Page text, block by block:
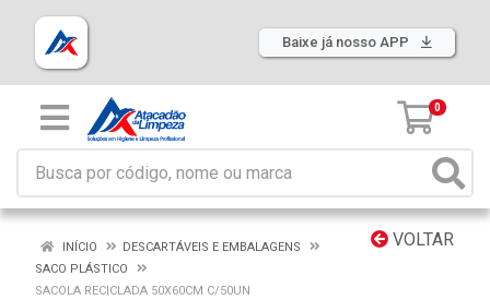
Baixe já nosso APP
0
VOLTAR
INÍCIO
DESCARTÁVEIS E EMBALAGENS
SACO PLÁSTICO
SACOLA RECICLADA 50X60CM C/50UN